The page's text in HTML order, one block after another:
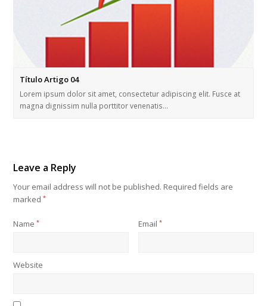
Título Artigo 04
Lorem ipsum dolor sit amet, consectetur adipiscing elit. Fusce at
magna dignissim nulla porttitor venenatis…
Leave a Reply
Your email address will not be published. Required fields are
marked*
Name* Email*
Website